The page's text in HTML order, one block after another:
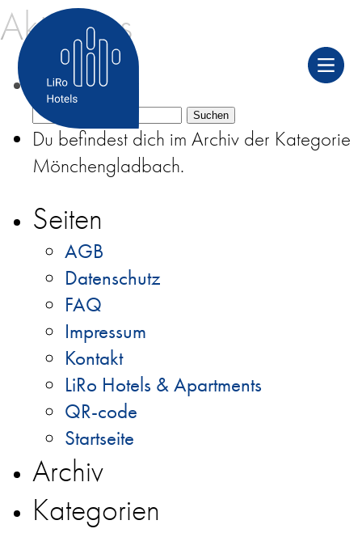
Aktuelles
Suchen nach:
Du befindest dich im Archiv der Kategorie
Mönchengladbach.
Seiten
AGB
Datenschutz
FAQ
Impressum
Kontakt
LiRo Hotels & Apartments
QR-code
Startseite
Archiv
Kategorien